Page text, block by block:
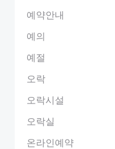
예약안내
예의
예절
오락
오락시설
오락실
온라인예약